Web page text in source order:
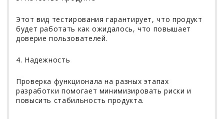
Этот вид тестирования гарантирует, что продукт
будет работать как ожидалось, что повышает
доверие пользователей.
4. Надежность
Проверка функционала на разных этапах
разработки помогает минимизировать риски и
повысить стабильность продукта.